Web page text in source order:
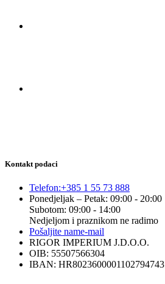
Kontakt podaci
Telefon:+385 1 55 73 888
Ponedjeljak – Petak: 09:00 - 20:00
Subotom: 09:00 - 14:00
Nedjeljom i praznikom ne radimo
Pošaljite name-mail
RIGOR IMPERIUM J.D.O.O.
OIB: 55507566304
IBAN: HR8023600001102794743